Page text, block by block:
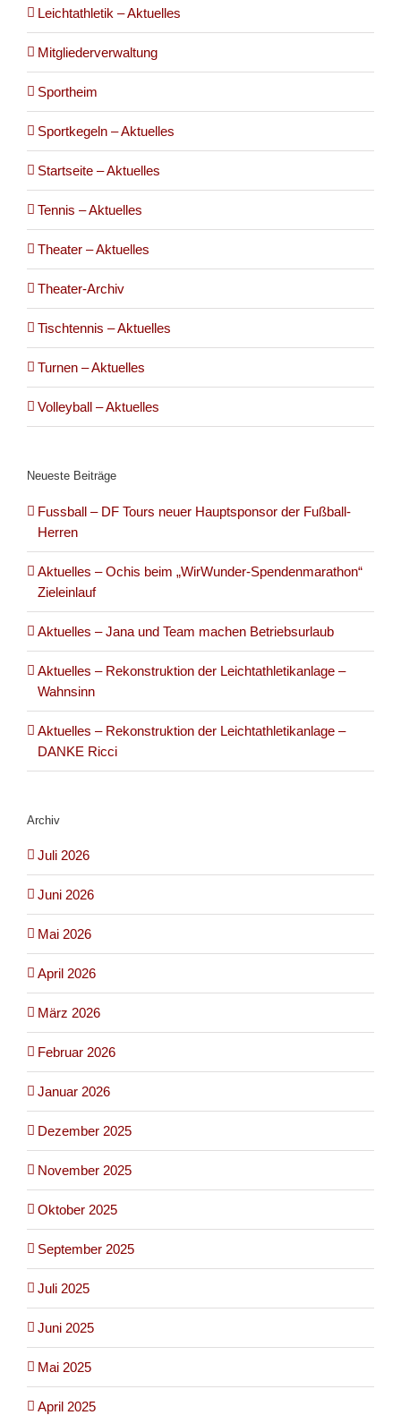
Leichtathletik – Aktuelles
Mitgliederverwaltung
Sportheim
Sportkegeln – Aktuelles
Startseite – Aktuelles
Tennis – Aktuelles
Theater – Aktuelles
Theater-Archiv
Tischtennis – Aktuelles
Turnen – Aktuelles
Volleyball – Aktuelles
Neueste Beiträge
Fussball – DF Tours neuer Hauptsponsor der Fußball-
Herren
Aktuelles – Ochis beim „WirWunder-Spendenmarathon“
Zieleinlauf
Aktuelles – Jana und Team machen Betriebsurlaub
Aktuelles – Rekonstruktion der Leichtathletikanlage –
Wahnsinn
Aktuelles – Rekonstruktion der Leichtathletikanlage –
DANKE Ricci
Archiv
Juli 2026
Juni 2026
Mai 2026
April 2026
März 2026
Februar 2026
Januar 2026
Dezember 2025
November 2025
Oktober 2025
September 2025
Juli 2025
Juni 2025
Mai 2025
April 2025